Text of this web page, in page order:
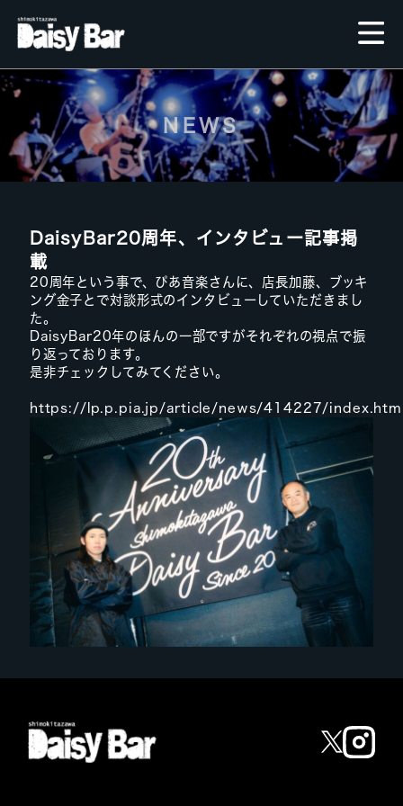
NEWS
DaisyBar20周年、インタビュー記事掲
載
20周年という事で、ぴあ音楽さんに、店長加藤、ブッキ
ング金子とで対談形式のインタビューしていただきまし
た。
DaisyBar20年のほんの一部ですがそれぞれの視点で振
り返っております。
是非チェックしてみてください。
https://lp.p.pia.jp/article/news/414227/